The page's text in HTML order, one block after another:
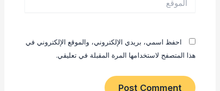
احفظ اسمي، بريدي الإلكتروني، والموقع الإلكتروني في
هذا المتصفح لاستخدامها المرة المقبلة في تعليقي.